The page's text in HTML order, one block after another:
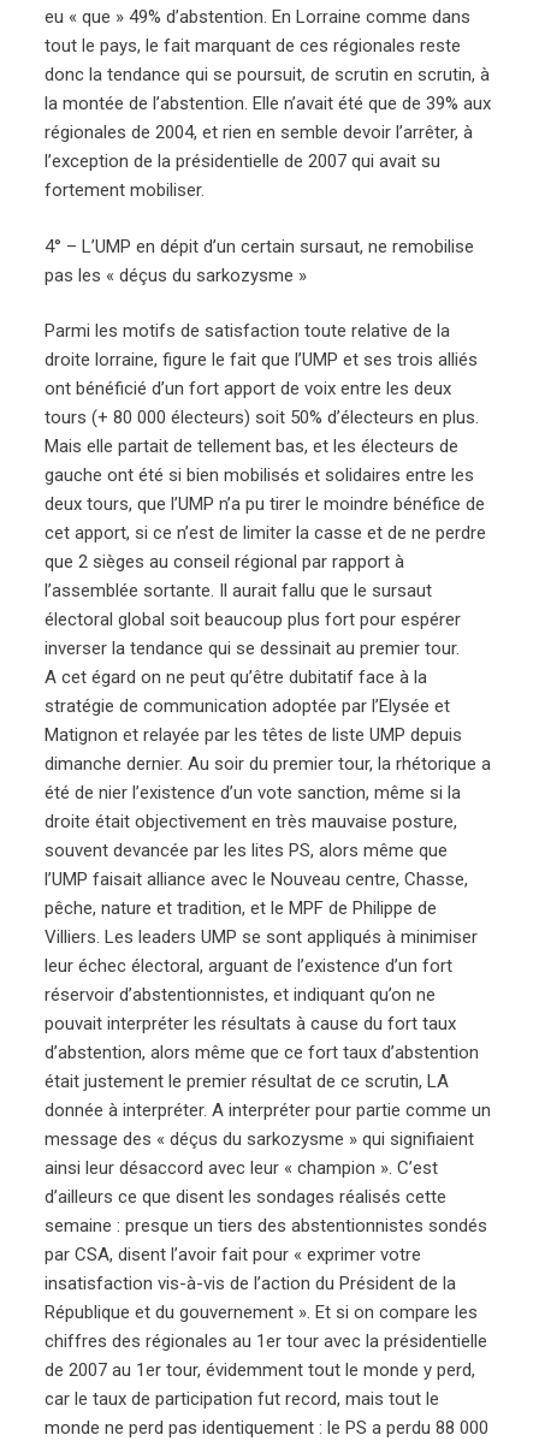
eu « que » 49% d’abstention. En Lorraine comme dans
tout le pays, le fait marquant de ces régionales reste
donc la tendance qui se poursuit, de scrutin en scrutin, à
la montée de l’abstention. Elle n’avait été que de 39% aux
régionales de 2004, et rien en semble devoir l’arrêter, à
l’exception de la présidentielle de 2007 qui avait su
fortement mobiliser.
4° – L’UMP en dépit d’un certain sursaut, ne remobilise
pas les « déçus du sarkozysme »
Parmi les motifs de satisfaction toute relative de la
droite lorraine, figure le fait que l’UMP et ses trois alliés
ont bénéficié d’un fort apport de voix entre les deux
tours (+ 80 000 électeurs) soit 50% d’électeurs en plus.
Mais elle partait de tellement bas, et les électeurs de
gauche ont été si bien mobilisés et solidaires entre les
deux tours, que l’UMP n’a pu tirer le moindre bénéfice de
cet apport, si ce n’est de limiter la casse et de ne perdre
que 2 sièges au conseil régional par rapport à
l’assemblée sortante. Il aurait fallu que le sursaut
électoral global soit beaucoup plus fort pour espérer
inverser la tendance qui se dessinait au premier tour.
A cet égard on ne peut qu’être dubitatif face à la
stratégie de communication adoptée par l’Elysée et
Matignon et relayée par les têtes de liste UMP depuis
dimanche dernier. Au soir du premier tour, la rhétorique a
été de nier l’existence d’un vote sanction, même si la
droite était objectivement en très mauvaise posture,
souvent devancée par les lites PS, alors même que
l’UMP faisait alliance avec le Nouveau centre, Chasse,
pêche, nature et tradition, et le MPF de Philippe de
Villiers. Les leaders UMP se sont appliqués à minimiser
leur échec électoral, arguant de l’existence d’un fort
réservoir d’abstentionnistes, et indiquant qu’on ne
pouvait interpréter les résultats à cause du fort taux
d’abstention, alors même que ce fort taux d’abstention
était justement le premier résultat de ce scrutin, LA
donnée à interpréter. A interpréter pour partie comme un
message des « déçus du sarkozysme » qui signifiaient
ainsi leur désaccord avec leur « champion ». C’est
d’ailleurs ce que disent les sondages réalisés cette
semaine : presque un tiers des abstentionnistes sondés
par CSA, disent l’avoir fait pour « exprimer votre
insatisfaction vis-à-vis de l’action du Président de la
République et du gouvernement ». Et si on compare les
chiffres des régionales au 1er tour avec la présidentielle
de 2007 au 1er tour, évidemment tout le monde y perd,
car le taux de participation fut record, mais tout le
monde ne perd pas identiquement : le PS a perdu 88 000